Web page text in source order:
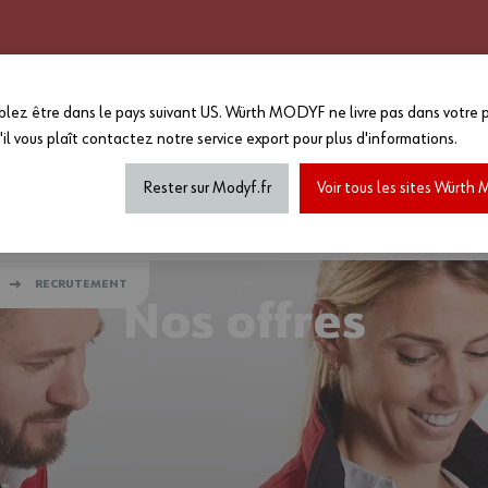
-15% sur le reste du site
*Offre non cumulable avec toutes
de marquage...) dans la limite
MAGASIN...
RECRUTEMENT
Nos offres
être dans le pays suivant US. Würth MODYF ne livre pas dans votre
vous plaît contactez notre service export pour plus d'informations.
Rester sur Modyf.fr Voir tous les sites Würth